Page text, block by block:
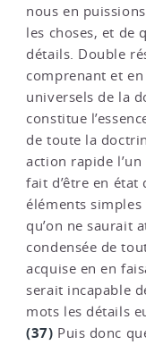
nous en
les choses, et de
détails. Double
comprenant et
universels de la
constitue
de toute la
action rapide
fait d’être en état
éléments
qu’on ne saurait
condensée de
acquise en en
serait incapable
mots les détails
(37) Puis donc